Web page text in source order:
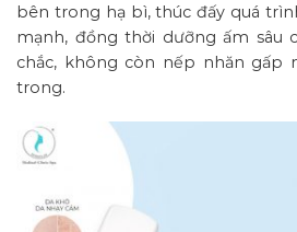
bên trong hạ bì, thúc đấy quá
mạnh, đồng thời dưỡng ấm sâu
chắc, không còn nếp nhăn gấp
trong.